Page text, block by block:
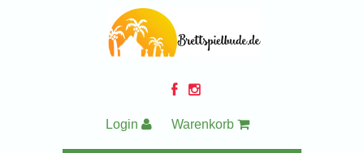
Login Warenkorb